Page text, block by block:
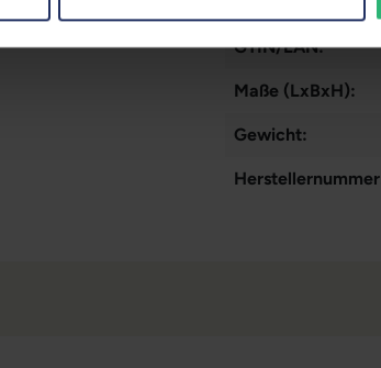
GTIN/EAN:
Maße (LxBxH):
Gewicht: